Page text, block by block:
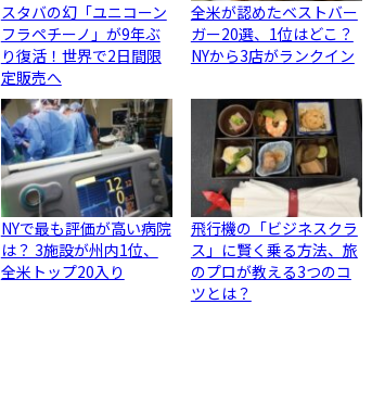
スタバの幻「ユニコーン
フラペチーノ」が9年ぶ
り復活！世界で2日間限
定販売へ
全米が認めたベストバー
ガー20選、1位はどこ？
NYから3店がランクイン
NYで最も評価が高い病院
は？ 3施設が州内1位、
全米トップ20入り
飛行機の「ビジネスクラ
ス」に賢く乗る方法、旅
のプロが教える3つのコ
ツとは？